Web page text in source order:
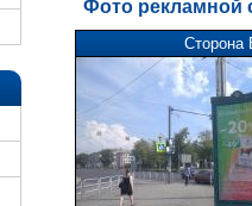
Фото рекламной
Сторона